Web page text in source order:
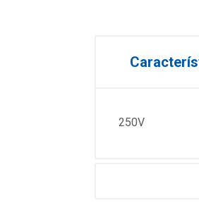
250V